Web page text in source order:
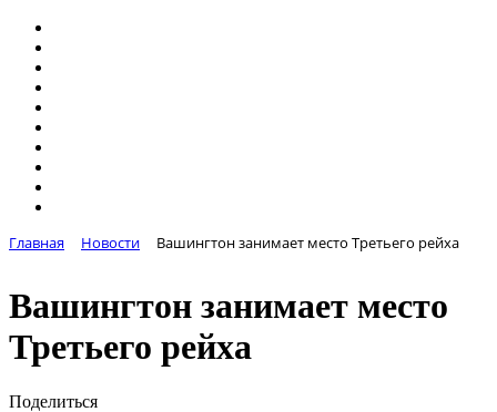
Главная Новости Вашингтон занимает место Третьего рейха
Вашингтон занимает место
Третьего рейха
Поделиться